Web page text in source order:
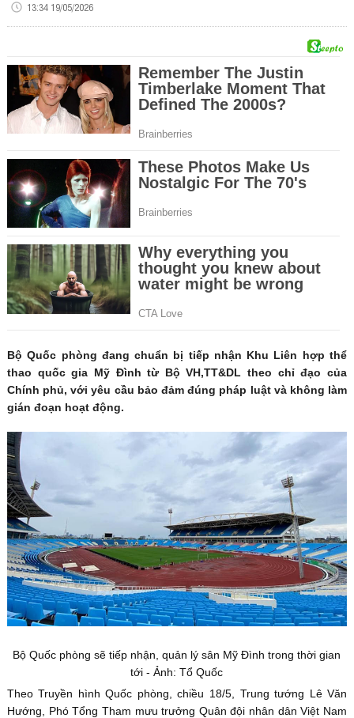
13:34 19/05/2026
Bộ Quốc phòng đang chuẩn bị tiếp nhận Khu Liên hợp thể
thao quốc gia Mỹ Đình từ Bộ VH,TT&DL theo chỉ đạo của
Chính phủ, với yêu cầu bảo đảm đúng pháp luật và không làm
gián đoạn hoạt động.
Bộ Quốc phòng sẽ tiếp nhận, quản lý sân Mỹ Đình trong thời gian
tới - Ảnh: Tổ Quốc
Theo Truyền hình Quốc phòng, chiều 18/5, Trung tướng Lê Văn
Hướng, Phó Tổng Tham mưu trưởng Quân đội nhân dân Việt Nam